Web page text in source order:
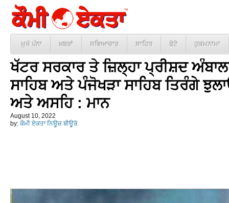
ਮੁਖੱ ਪੰਨਾ ਖ਼ਬਰਾਂ ਸਭਿਆਚਾਰ ਸਾਹਿਤ ਫੋਟੋ ਹੁਕਮਨਾਮਾ
ਖੱਟਰ ਸਰਕਾਰ ਤੇ ਜ਼ਿਲ੍ਹਾ ਪ੍ਰੀਸ਼ਦ
ਸਾਹਿਬ ਅਤੇ ਪੰਜੋਖੜਾ ਸਾਹਿਬ ਤਿਰੰਗੇ
ਅਤੇ ਅਸਹਿ : ਮਾਨ
August 10, 2022
by: ਕੌਮੀ ਏਕਤਾ ਨਿਊਜ਼ ਬੀਊਰੋ